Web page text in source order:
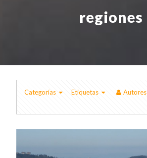
regiones
Categorías Etiquetas
Autores